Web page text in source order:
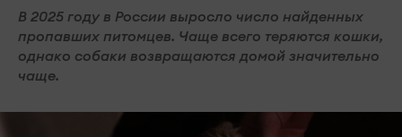
В 2025 году в России выросло число найденных
пропавших питомцев. Чаще всего теряются кошки,
однако собаки возвращаются домой значительно
чаще.